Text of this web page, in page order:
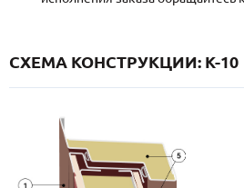
СХЕМА КОНСТРУКЦИИ: K-10